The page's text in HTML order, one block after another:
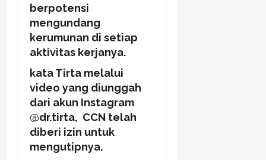
berpotensi
mengundang
kerumunan di setiap
aktivitas kerjanya.
kata Tirta melalui
video yang diunggah
dari akun Instagram
@dr.tirta, CCN telah
diberi izin untuk
mengutipnya.